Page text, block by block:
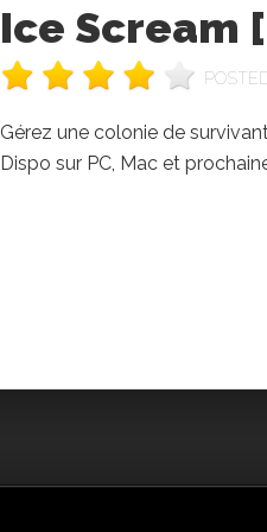
Ice Scream
Gérez une colonie de
Dispo sur PC, Mac et